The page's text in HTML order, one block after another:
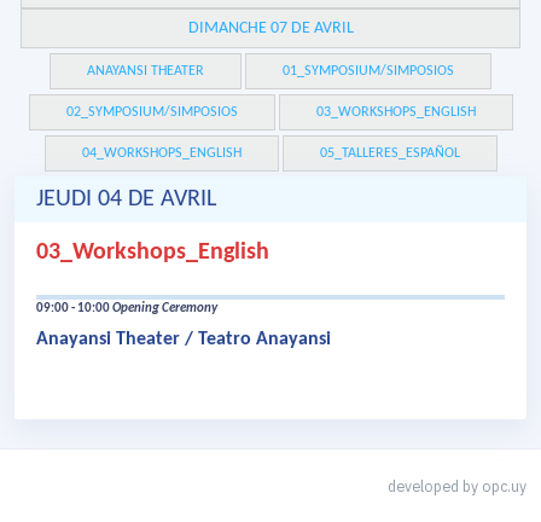
DIMANCHE 07 DE AVRIL
ANAYANSI THEATER 01_SYMPOSIUM/SIMPOSIOS
02_SYMPOSIUM/SIMPOSIOS 03_WORKSHOPS_ENGLISH
04_WORKSHOPS_ENGLISH 05_TALLERES_ESPAÑOL
JEUDI 04 DE AVRIL
03_Workshops_English
09:00 - 10:00Opening Ceremony
Anayansi Theater / Teatro Anayansi
developed by opc.uy